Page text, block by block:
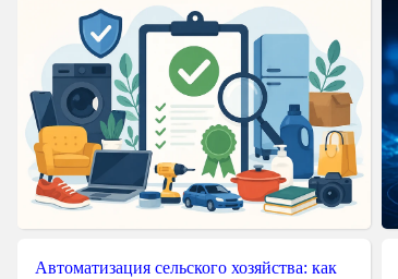
Автоматизация сельского хозяйства: как